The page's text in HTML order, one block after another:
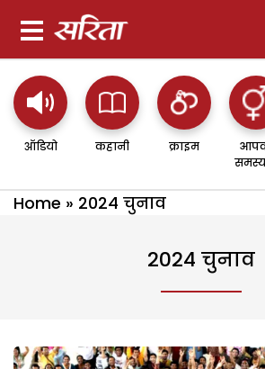
ऑडियो कहानी क्राइम
Home » 2024 चुनाव
2024 चुनाव